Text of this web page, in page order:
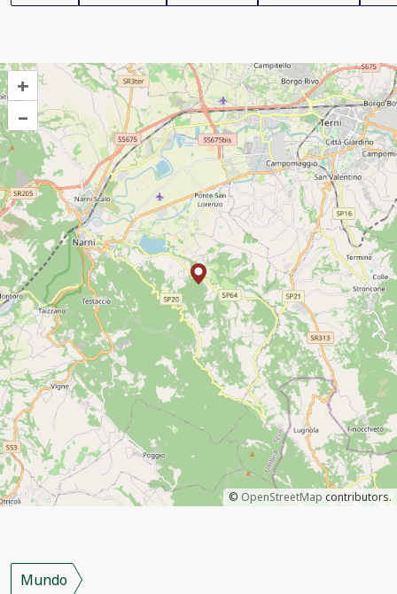
+
–
© OpenStreetMapcontributors.
Mundo